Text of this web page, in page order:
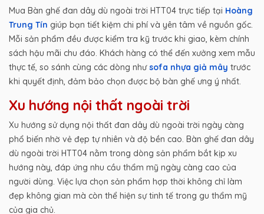
Mua Bàn ghế đan dây dù ngoài trời HTT04 trực tiếp tại Hoàng
Trung Tín giúp bạn tiết kiệm chi phí và yên tâm về nguồn gốc.
Mỗi sản phẩm đều được kiểm tra kỹ trước khi giao, kèm chính
sách hậu mãi chu đáo. Khách hàng có thể đến xưởng xem mẫu
thực tế, so sánh cùng các dòng nhưsofa nhựa giả mây trước
khi quyết định, đảm bảo chọn được bộ bàn ghế ưng ý nhất.
Xu hướng nội thất ngoài trời
Xu hướng sử dụng nội thất đan dây dù ngoài trời ngày càng
phổ biến nhờ vẻ đẹp tự nhiên và độ bền cao. Bàn ghế đan dây
dù ngoài trời HTT04 nằm trong dòng sản phẩm bắt kịp xu
hướng này, đáp ứng nhu cầu thẩm mỹ ngày càng cao của
người dùng. Việc lựa chọn sản phẩm hợp thời không chỉ làm
đẹp không gian mà còn thể hiện sự tinh tế trong gu thẩm mỹ
của gia chủ.